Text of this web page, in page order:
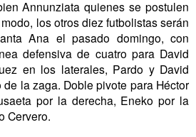
Annunziata quienes se postulen
los otros diez futbolistas serán
Ana el pasado domingo, con
defensiva de cuatro para David
en los laterales, Pardo y David
la zaga. Doble pivote para Héctor
por la derecha, Eneko por la
Cervero.